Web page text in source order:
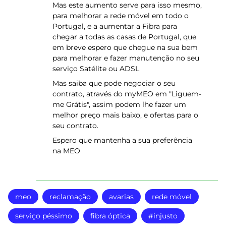
Mas este aumento serve para isso mesmo,
para melhorar a rede móvel em todo o
Portugal, e a aumentar a Fibra para
chegar a todas as casas de Portugal, que
em breve espero que chegue na sua bem
para melhorar e fazer manutenção no seu
serviço Satélite ou ADSL
Mas saiba que pode negociar o seu
contrato, através do myMEO em "Liguem-
me Grátis", assim podem lhe fazer um
melhor preço mais baixo, e ofertas para o
seu contrato.
Espero que mantenha a sua preferência
na MEO
meo reclamação avarias rede móvel
serviço péssimo fibra óptica #injusto